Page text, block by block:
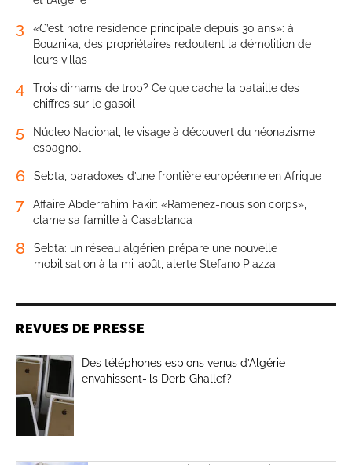
3
«C’est notre résidence principale depuis 30 ans»: à
Bouznika, des propriétaires redoutent la démolition de
leurs villas
4
Trois dirhams de trop? Ce que cache la bataille des
chiffres sur le gasoil
5
Núcleo Nacional, le visage à découvert du néonazisme
espagnol
6 Sebta, paradoxes d’une frontière européenne en Afrique
7
Affaire Abderrahim Fakir: «Ramenez-nous son corps»,
clame sa famille à Casablanca
8
Sebta: un réseau algérien prépare une nouvelle
mobilisation à la mi-août, alerte Stefano Piazza
REVUES DE PRESSE
Des téléphones espions venus d’Algérie
envahissent-ils Derb Ghallef?